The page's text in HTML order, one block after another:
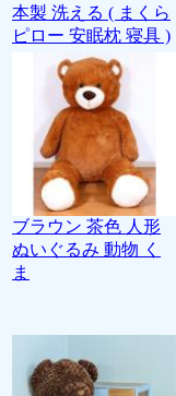
本製 洗える ( まくら
ピロー 安眠枕 寝具 )
ブラウン 茶色 人形
ぬいぐるみ 動物 く
ま